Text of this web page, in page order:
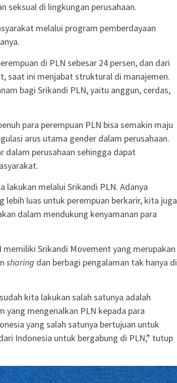
seksual di lingkungan perusahaan.
melalui program pemberdayaan
di PLN sebesar 24 persen, dan dari
saat ini menjabat struktural di manajemen.
bagi Srikandi PLN, yaitu anggun, cerdas,
para perempuan PLN bisa semakin maju
arus utama gender dalam perusahaan.
dalam perusahaan sehingga dapat
lakukan melalui Srikandi PLN. Adanya
lebih luas untuk perempuan berkarir, kita juga
dalam mendukung kenyamanan para
Srikandi Movement yang merupakan
sharing dan berbagi pengalaman tak hanya di
kita lakukan salah satunya adalah
yang mengenalkan PLN kepada para
yang salah satunya bertujuan untuk
Indonesia untuk bergabung di PLN,” tutup